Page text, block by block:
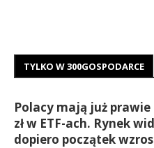
TYLKO W 300GOSPODARCE
Polacy mają już prawie
zł w ETF-ach. Rynek
dopiero początek